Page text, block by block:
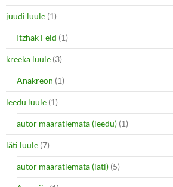
juudi luule (1)
Itzhak Feld (1)
kreeka luule (3)
Anakreon (1)
leedu luule (1)
autor määratlemata (leedu) (1)
läti luule (7)
autor määratlemata (läti) (5)